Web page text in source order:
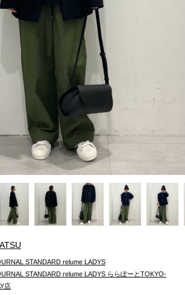
STANDARD relume LADYS
STANDARD relume LADYS ららぽーとTOKYO-
店